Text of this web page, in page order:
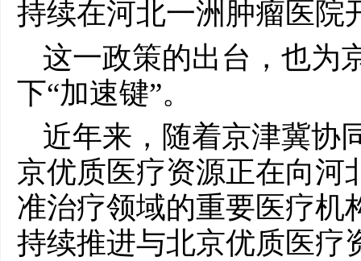
这一政策的出台，也为
下“加速键”。
近年来，随着京津冀协
京优质医疗资源正在向河
准治疗领域的重要医疗机
持续推进与北京优质医疗